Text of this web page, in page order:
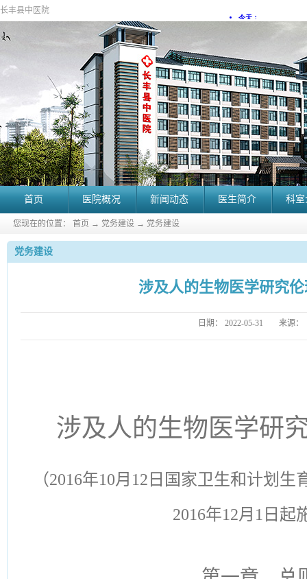
长丰县中医院
首页 医院概况 新闻动态 医生简介 科
您现在的位置： 首页 → 党务建设 → 党务建设
党务建设
涉及人的生物医学研究
日期： 2022-05-31 来源：
涉及人的生物医学研
（2016年10月12日国家卫生和计划
2016年12月1日起